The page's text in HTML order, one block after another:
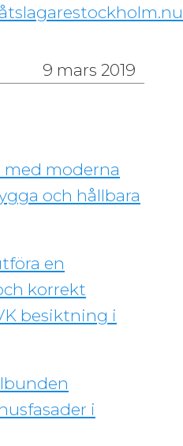
9 mars 2019
moderna
och hållbara
en
korrekt
besiktning i
i